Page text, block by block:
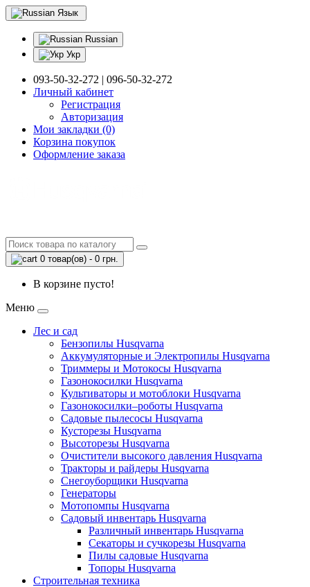
Язык
Russian
Укр
093-50-32-272 | 096-50-32-272
Личный кабинет
Регистрация
Авторизация
Мои закладки (0)
Корзина покупок
Оформление заказа
0 товар(ов) - 0 грн.
В корзине пусто!
Меню
Лес и сад
Бензопилы Husqvarna
Аккумуляторные и Электропилы Нusqvarna
Триммеры и Мотокосы Нusqvarna
Газонокосилки Husqvarna
Культиваторы и мотоблоки Husqvarna
Газонокосилки–роботы Husqvarna
Садовые пылесосы Husqvarna
Кусторезы Husqvarna
Высоторезы Husqvarna
Очистители высокого давления Husqvarna
Тракторы и райдеры Husqvarna
Снегоуборщики Husqvarna
Генераторы
Мотопомпы Husqvarna
Садовый инвентарь Husqvarna
Различный инвентарь Husqvarna
Секаторы и сучкорезы Husqvarna
Пилы садовые Husqvarna
Топоры Husqvarna
Строительная техника